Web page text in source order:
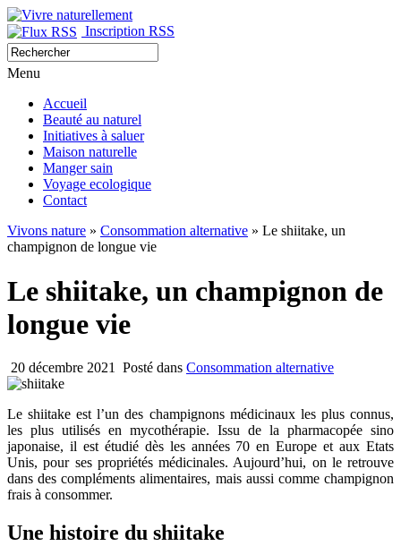
Inscription RSS
Menu
Accueil
Beauté au naturel
Initiatives à saluer
Maison naturelle
Manger sain
Voyage ecologique
Contact
Vivons nature » Consommation alternative » Le shiitake, un
champignon de longue vie
Le shiitake, un champignon de
longue vie
20 décembre 2021 Posté dans Consommation alternative
Le shiitake est l’un des champignons médicinaux les plus connus,
les plus utilisés en mycothérapie. Issu de la pharmacopée sino
japonaise, il est étudié dès les années 70 en Europe et aux Etats
Unis, pour ses propriétés médicinales. Aujourd’hui, on le retrouve
dans des compléments alimentaires, mais aussi comme champignon
frais à consommer.
Une histoire du shiitake